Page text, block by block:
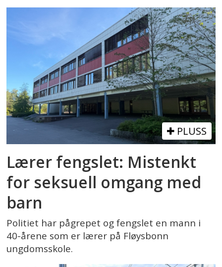
PLUSS
Lærer fengslet: Mistenkt
for seksuell omgang med
barn
Politiet har pågrepet og fengslet en mann i
40-årene som er lærer på Fløysbonn
ungdomsskole.